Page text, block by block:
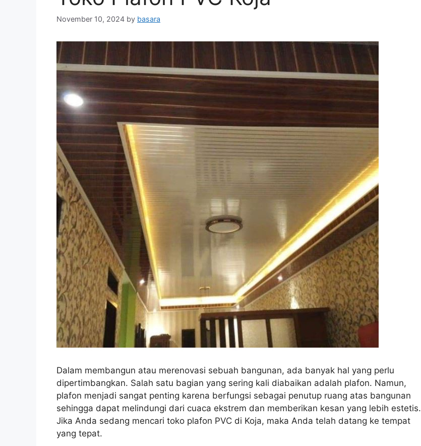
November 10, 2024 by basara
Dalam membangun atau merenovasi sebuah bangunan, ada banyak hal yang perlu
dipertimbangkan. Salah satu bagian yang sering kali diabaikan adalah plafon. Namun,
plafon menjadi sangat penting karena berfungsi sebagai penutup ruang atas bangunan
sehingga dapat melindungi dari cuaca ekstrem dan memberikan kesan yang lebih estetis.
Jika Anda sedang mencari toko plafon PVC di Koja, maka Anda telah datang ke tempat
yang tepat.